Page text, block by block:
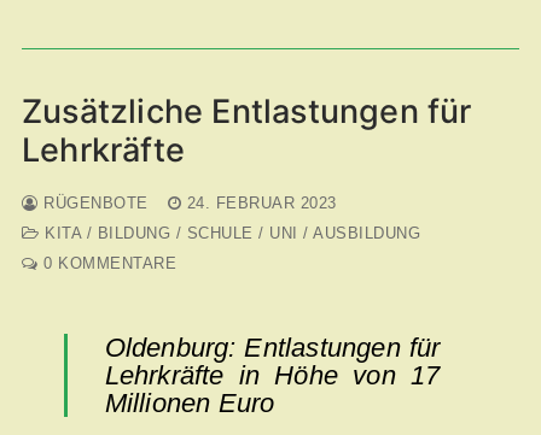
Zusätzliche Entlastungen für
Lehrkräfte
RÜGENBOTE
24. FEBRUAR 2023
KITA / BILDUNG / SCHULE / UNI / AUSBILDUNG
0 KOMMENTARE
Oldenburg: Entlastungen für
Lehrkräfte in Höhe von 17
Millionen Euro